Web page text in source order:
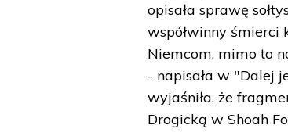
opisała sprawę
współwinny
Niemcom, mimo to
- napisała w "Dalej
wyjaśniła, że
Drogicką w Shoah